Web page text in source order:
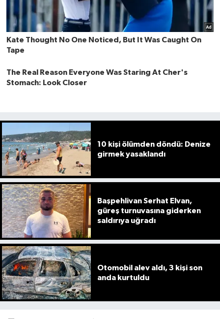
10 kişi ölümden döndü: Denize
girmek yasaklandı
Başpehlivan Serhat Elvan,
güreş turnuvasına giderken
saldırıya uğradı
Otomobil alev aldı, 3 kişi son
anda kurtuldu